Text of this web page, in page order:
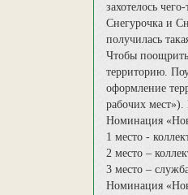
захотелось
Снегурочка и
получилась
Чтобы
территорию.
оформление
рабочих
Номинация
1 место -
2 место –
3 место –
Номинация